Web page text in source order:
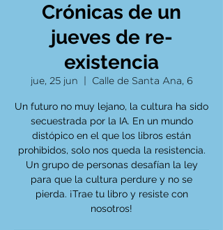
Crónicas de un
jueves de re-
existencia
jue, 25 jun Calle de Santa Ana, 6
Un futuro no muy lejano, la cultura ha sido
secuestrada por la IA. En un mundo
distópico en el que los libros están
prohibidos, solo nos queda la resistencia.
Un grupo de personas desafían la ley
para que la cultura perdure y no se
pierda. ¡Trae tu libro y resiste con
nosotros!